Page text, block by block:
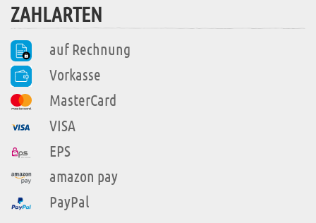
ZAHLARTEN
auf Rechnung
Vorkasse
MasterCard
VISA
EPS
amazon pay
PayPal